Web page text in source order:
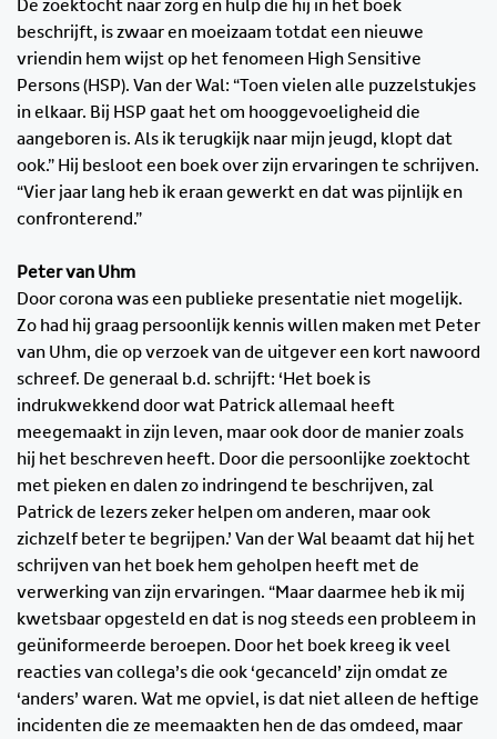
De zoektocht naar zorg en hulp die hij in het boek
beschrijft, is zwaar en moeizaam totdat een nieuwe
vriendin hem wijst op het fenomeen High Sensitive
Persons (HSP). Van der Wal: “Toen vielen alle puzzelstukjes
in elkaar. Bij HSP gaat het om hooggevoeligheid die
aangeboren is. Als ik terugkijk naar mijn jeugd, klopt dat
ook.” Hij besloot een boek over zijn ervaringen te schrijven.
“Vier jaar lang heb ik eraan gewerkt en dat was pijnlijk en
confronterend.”
Peter van Uhm
Door corona was een publieke presentatie niet mogelijk.
Zo had hij graag persoonlijk kennis willen maken met Peter
van Uhm, die op verzoek van de uitgever een kort nawoord
schreef. De generaal b.d. schrijft: ‘Het boek is
indrukwekkend door wat Patrick allemaal heeft
meegemaakt in zijn leven, maar ook door de manier zoals
hij het beschreven heeft. Door die persoonlijke zoektocht
met pieken en dalen zo indringend te beschrijven, zal
Patrick de lezers zeker helpen om anderen, maar ook
zichzelf beter te begrijpen.’ Van der Wal beaamt dat hij het
schrijven van het boek hem geholpen heeft met de
verwerking van zijn ervaringen. “Maar daarmee heb ik mij
kwetsbaar opgesteld en dat is nog steeds een probleem in
geüniformeerde beroepen. Door het boek kreeg ik veel
reacties van collega’s die ook ‘gecanceld’ zijn omdat ze
‘anders’ waren. Wat me opviel, is dat niet alleen de heftige
incidenten die ze meemaakten hen de das omdeed, maar